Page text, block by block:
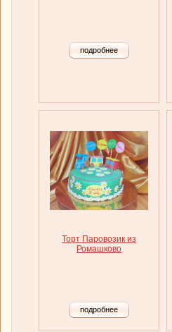
подробнее
Торт Паровозик из
Ромашково
подробнее